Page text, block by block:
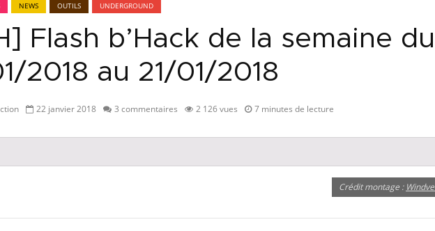
NEWS OUTILS UNDERGROUND
Flash b’Hack de la semaine du
2018 au 21/01/2018
22 janvier 2018 3 commentaires 2 126 vues 7 minutes de lecture
Crédit montage :